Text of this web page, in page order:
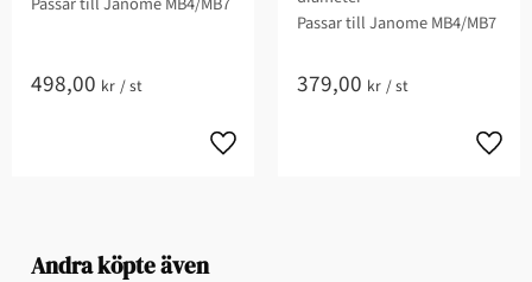
498,00 kr /st
Passar till Janome MB4/MB7
379,00 kr /st
Andra köpte även